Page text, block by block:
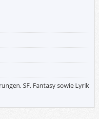
SF, Fantasy sowie Lyrik